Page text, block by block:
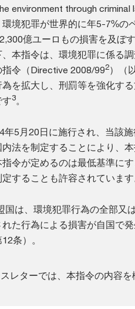
environment through criminal
境犯罪が世界的に年5-7%の
億ユーロもの損害を及ぼ
本指令は、環境犯罪に係る
指令（Directive 2008/992）（
を拡大し、刑罰等を強化す
す3。
年5月20日に施行され、当該
内法を制定することにより、
令が定めるのは最低基準に
することも許容されています
国は、環境犯罪行為の全部又
た行為による損害が自国で
条）。
レターでは、本指令の内容を